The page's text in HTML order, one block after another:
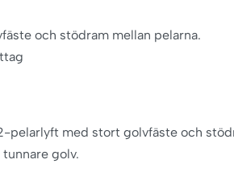
och stödram mellan pelarna.
pelarlyft med stort golvfäste och
golv.